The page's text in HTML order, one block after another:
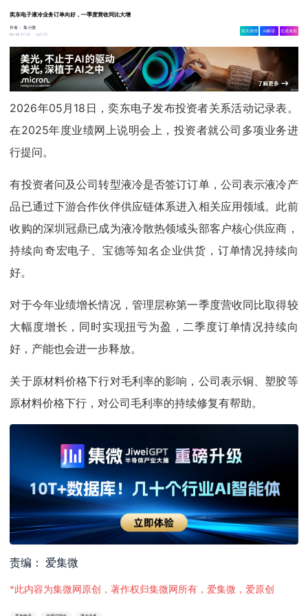
奕东电子液冷业务订单向好，一季度营收同比大增
作者：集小微
05-18 17:51
8728
相关舆情 AI解读 生成海报
2026年05月18日，奕东电子发布投资者关系活动记录表。
在2025年度业绩网上说明会上，投资者就公司多项业务进
行提问。
有投资者问及公司转型液冷是否签订订单，公司表示液冷产
品已通过下游合作伙伴供应链体系进入相关应用领域。此前
收购的深圳冠鼎已成为液冷散热领域头部客户核心供应商，
持续向奇宏电子、宝德等知名企业供货，订单情况持续向
好。
对于今年业绩增长情况，管理层称第一季度营收同比取得较
大幅度增长，同时实现扭亏为盈，二季度订单情况持续向
好，产能也会进一步释放。
关于原材料价格下行对毛利率的影响，公司表示铜、塑胶等
原材料价格下行，对公司毛利率的持续修复有帮助。
责编： 爱集微
*此内容为集微网原创，著作权归集微网所有，爱集微，爱原创